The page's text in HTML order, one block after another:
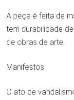
A peça é feita de
tem durabilidade
de obras de arte.
Manifestos
O ato de